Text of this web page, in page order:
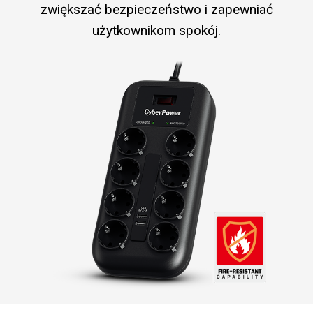
zwiększać bezpieczeństwo i zapewniać
użytkownikom spokój.